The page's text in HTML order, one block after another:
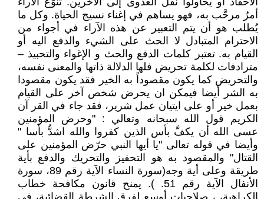
أمرٌ مرحَّب به، فهو يساهم في إغناء نسيج الحياة. وكل ما
يُطلب هو أن يتم التعبير عن هذه الآراء في أجواء من
الاحترام المتبادل لا الحث على الشيء والدفع اليه أو
القيام به. تعتبر كلمات الدفع والحث و الإغواء والتحبيذ –
مترادفات لكلمة تحريض فلها الدلالة ذاتها والمعنى نفسه،
والتحريض كما يكون مقصوداً به الخير فقد يكون مقصودا
به الشر أيضا فيمكن ان يحرض شخص آخر على القيام
بعمل خير أو على ايتيان عمل شرير، فقد جاء في القر آن
الكريم قول الله سبحانه وتعالي : "وحرض المؤمنين
عسى الله أن يكفَّ بأس الذين كفروا والله اشدُّ بأسا "
وأيضا في قوله تعالى "يا أيها النبي حرّض المؤمنين على
القتال" والمقصود به هو التحفيز والتحريك والدفع بأية
طريقة وعلى أية وجه(سورة النساء الآية رقم 89، سورة
الأنفال الآية رقم 51. ). يمنح قانون مكافحة خطاب